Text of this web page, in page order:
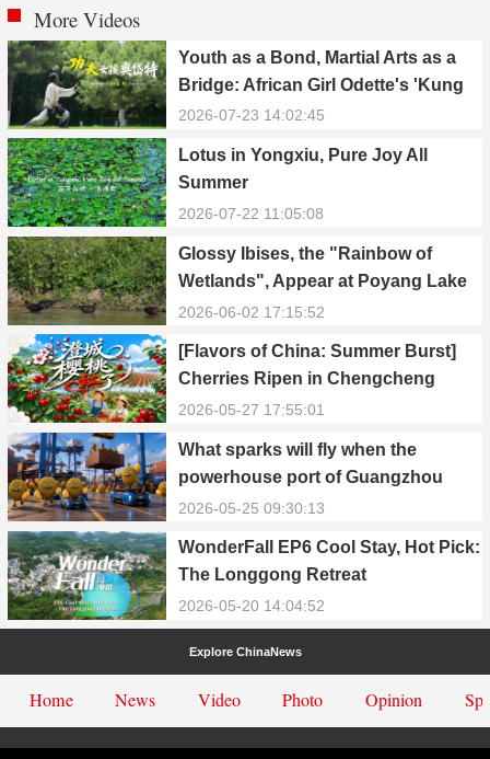
More Videos
Youth as a Bond, Martial Arts as a
Bridge: African Girl Odette's 'Kung
Fu Dream'
2026-07-23 14:02:45
Lotus in Yongxiu, Pure Joy All
Summer
2026-07-22 11:05:08
Glossy Ibises, the "Rainbow of
Wetlands", Appear at Poyang Lake
in Yongxiu
2026-06-02 17:15:52
[Flavors of China: Summer Burst]
Cherries Ripen in Chengcheng
County
2026-05-27 17:55:01
What sparks will fly when the
powerhouse port of Guangzhou
Nansha meets Thailand’s creamy
2026-05-25 09:30:13
WonderFall EP6 Cool Stay, Hot Pick:
The Longgong Retreat
2026-05-20 14:04:52
Explore ChinaNews
Home News Video Photo Opinion